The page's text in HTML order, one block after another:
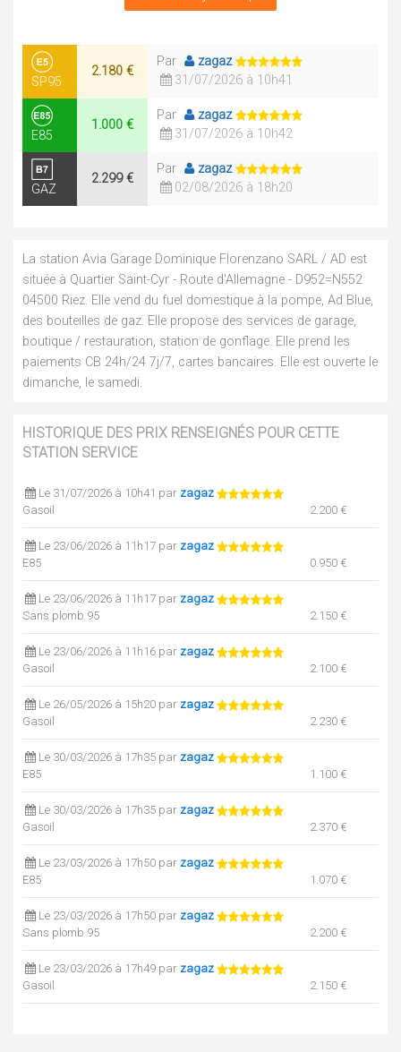
SP95
2.180 €
Par
zagaz
31/07/2026 à 10h41
E85
1.000 €
Par
zagaz
31/07/2026 à 10h42
GAZ
2.299 €
Par
zagaz
02/08/2026 à 18h20
La station Avia Garage Dominique Florenzano SARL / AD est
située à Quartier Saint-Cyr - Route d'Allemagne - D952=N552
04500 Riez. Elle vend du fuel domestique à la pompe, Ad Blue,
des bouteilles de gaz. Elle propose des services de garage,
boutique / restauration, station de gonflage. Elle prend les
paiements CB 24h/24 7j/7, cartes bancaires. Elle est ouverte le
dimanche, le samedi.
HISTORIQUE DES PRIX RENSEIGNÉS POUR CETTE
STATION SERVICE
Le 31/07/2026 à 10h41 par zagaz
Gasoil
2.200 €
Le 23/06/2026 à 11h17 par zagaz
E85
0.950 €
Le 23/06/2026 à 11h17 par zagaz
Sans plomb 95
2.150 €
Le 23/06/2026 à 11h16 par zagaz
Gasoil
2.100 €
Le 26/05/2026 à 15h20 par zagaz
Gasoil
2.230 €
Le 30/03/2026 à 17h35 par zagaz
E85
1.100 €
Le 30/03/2026 à 17h35 par zagaz
Gasoil
2.370 €
Le 23/03/2026 à 17h50 par zagaz
E85
1.070 €
Le 23/03/2026 à 17h50 par zagaz
Sans plomb 95
2.200 €
Le 23/03/2026 à 17h49 par zagaz
Gasoil
2.150 €